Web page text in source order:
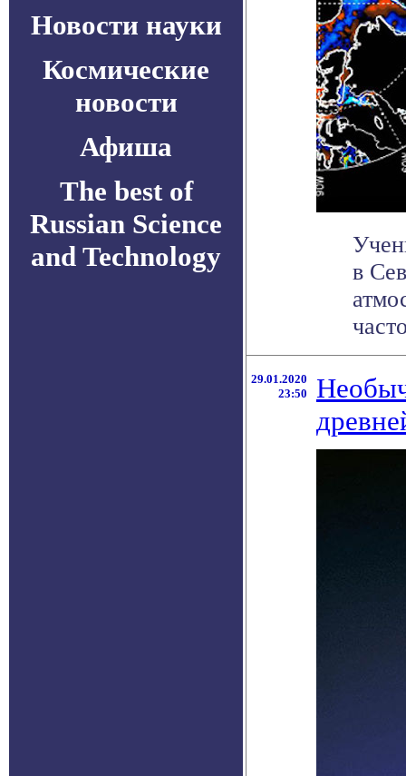
Новости науки
Космические
новости
Афиша
The best of
Russian Science
and Technology
в
29.01.2020
23:50